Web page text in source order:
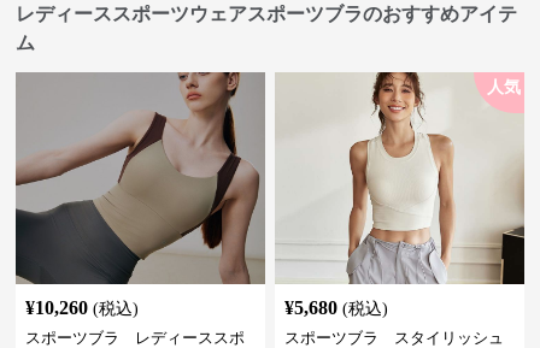
レディーススポーツウェアスポーツブラのおすすめアイテ
ム
¥10,260 (税込)
スポーツブラ レディーススポ
人気
¥5,680 (税込)
スポーツブラ スタイリッシュ